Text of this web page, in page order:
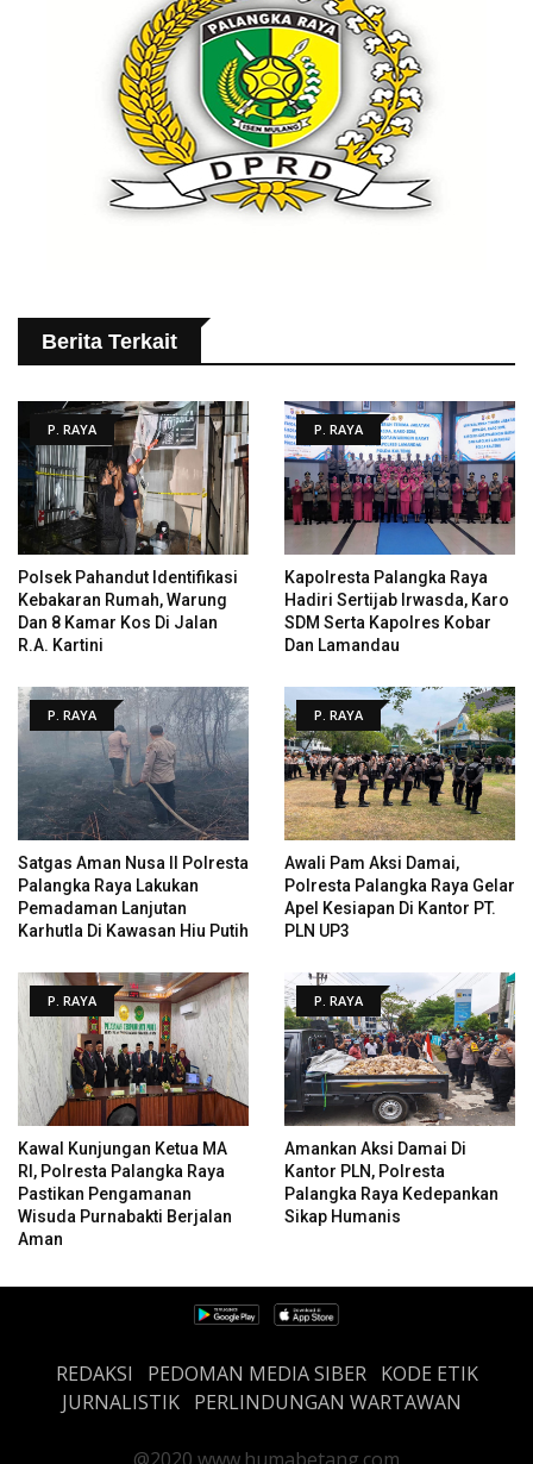
Berita Terkait
P. RAYA
Polsek Pahandut Identifikasi
Kebakaran Rumah, Warung
Dan 8 Kamar Kos Di Jalan
R.A. Kartini
P. RAYA
Kapolresta Palangka Raya
Hadiri Sertijab Irwasda, Karo
SDM Serta Kapolres Kobar
Dan Lamandau
P. RAYA
Satgas Aman Nusa II Polresta
Palangka Raya Lakukan
Pemadaman Lanjutan
Karhutla Di Kawasan Hiu Putih
P. RAYA
Awali Pam Aksi Damai,
Polresta Palangka Raya Gelar
Apel Kesiapan Di Kantor PT.
PLN UP3
P. RAYA
Kawal Kunjungan Ketua MA
RI, Polresta Palangka Raya
Pastikan Pengamanan
Wisuda Purnabakti Berjalan
Aman
P. RAYA
Amankan Aksi Damai Di
Kantor PLN, Polresta
Palangka Raya Kedepankan
Sikap Humanis
REDAKSI PEDOMAN MEDIA SIBER
KODE ETIK
JURNALISTIK PERLINDUNGAN WARTAWAN